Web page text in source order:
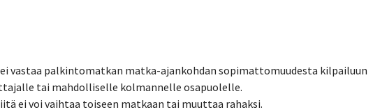
vastaa palkintomatkan matka-ajankohdan sopimattomuudesta kilpailuun
tai mahdolliselle kolmannelle osapuolelle.
ei voi vaihtaa toiseen matkaan tai muuttaa rahaksi.